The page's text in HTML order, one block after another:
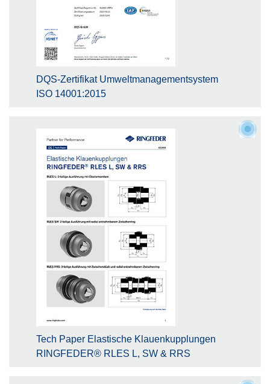
DQS-Zertifikat Umweltmanagementsystem
ISO 14001:2015
Tech Paper Elastische Klauenkupplungen
RINGFEDER® RLES L, SW & RRS